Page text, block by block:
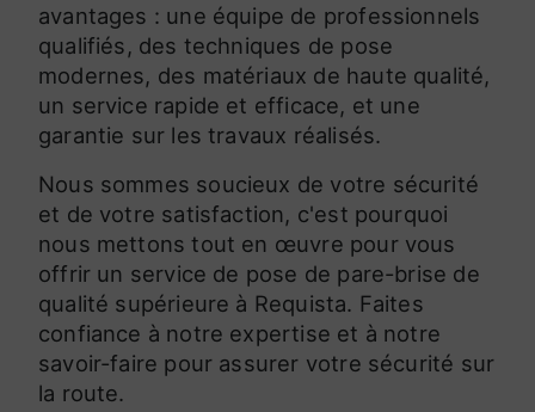
avantages : une équipe de professionnels
qualifiés, des techniques de pose
modernes, des matériaux de haute qualité,
un service rapide et efficace, et une
garantie sur les travaux réalisés.
Nous sommes soucieux de votre sécurité
et de votre satisfaction, c'est pourquoi
nous mettons tout en œuvre pour vous
offrir un service de pose de pare-brise de
qualité supérieure à Requista. Faites
confiance à notre expertise et à notre
savoir-faire pour assurer votre sécurité sur
la route.